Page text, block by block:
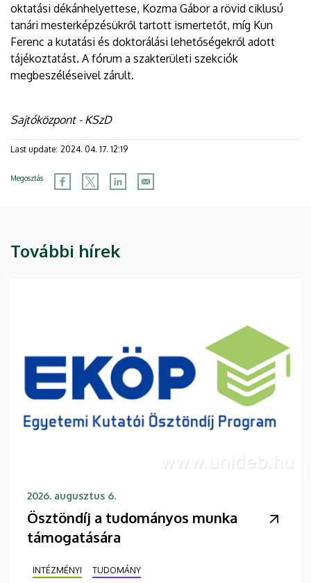
oktatási dékánhelyettese, Kozma Gábor a rövid ciklusú
tanári mesterképzésükről tartott ismertetőt, míg Kun
Ferenc a kutatási és doktorálási lehetőségekről adott
tájékoztatást. A fórum a szakterületi szekciók
megbeszéléseivel zárult.
Sajtóközpont - KSzD
Last update: 2024. 04. 17. 12:19
Megosztás
További hírek
2026. augusztus 6.
Ösztöndíj a tudományos munka
támogatására
INTÉZMÉNYI TUDOMÁNY